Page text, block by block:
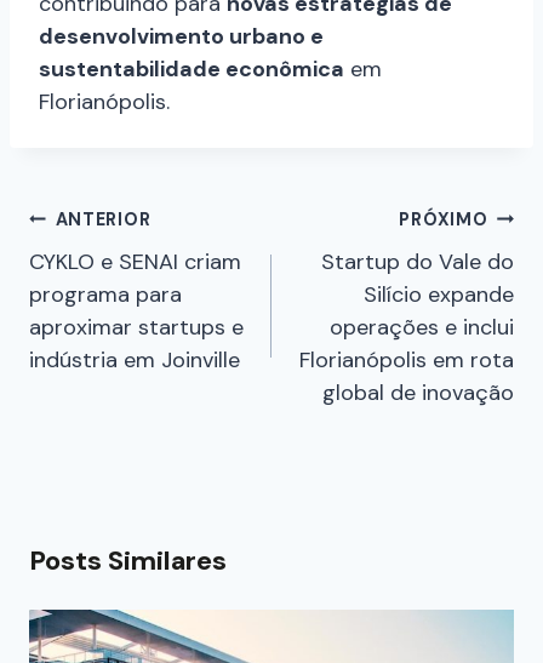
desenvolvimento urbano e
sustentabilidade econômica em
Florianópolis.
ANTERIOR
CYKLO e SENAI criam
programa para
aproximar startups e
indústria em Joinville
PRÓXIMO
Startup do Vale do
Silício expande
operações e inclui
Florianópolis em rota
global de inovação
Posts Similares